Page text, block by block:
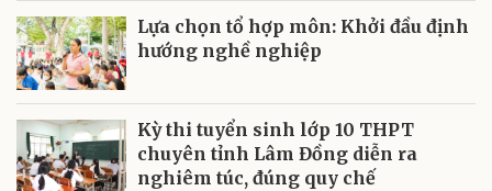
Lựa chọn tổ hợp môn: Khởi đầu định
hướng nghề nghiệp
Kỳ thi tuyển sinh lớp 10 THPT
chuyên tỉnh Lâm Đồng diễn ra
nghiêm túc, đúng quy chế